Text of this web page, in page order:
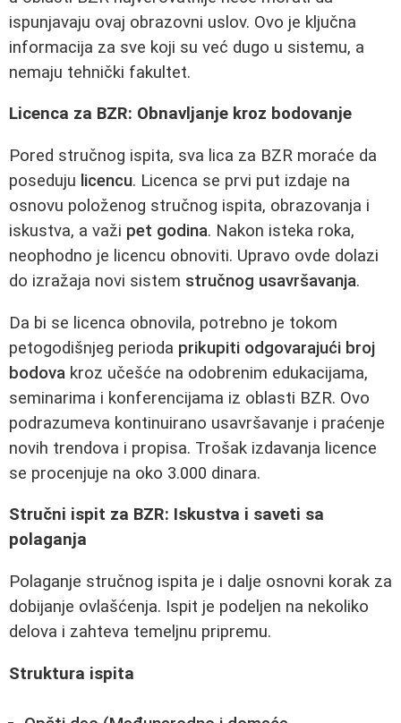
ispunjavaju ovaj obrazovni uslov. Ovo je ključna
informacija za sve koji su već dugo u sistemu, a
nemaju tehnički fakultet.
Licenca za BZR: Obnavljanje kroz bodovanje
Pored stručnog ispita, sva lica za BZR moraće da
poseduju licencu. Licenca se prvi put izdaje na
osnovu položenog stručnog ispita, obrazovanja i
iskustva, a važi pet godina. Nakon isteka roka,
neophodno je licencu obnoviti. Upravo ovde dolazi
do izražaja novi sistem stručnog usavršavanja.
Da bi se licenca obnovila, potrebno je tokom
petogodišnjeg perioda prikupiti odgovarajući broj
bodova kroz učešće na odobrenim edukacijama,
seminarima i konferencijama iz oblasti BZR. Ovo
podrazumeva kontinuirano usavršavanje i praćenje
novih trendova i propisa. Trošak izdavanja licence
se procenjuje na oko 3.000 dinara.
Stručni ispit za BZR: Iskustva i saveti sa
polaganja
Polaganje stručnog ispita je i dalje osnovni korak za
dobijanje ovlašćenja. Ispit je podeljen na nekoliko
delova i zahteva temeljnu pripremu.
Struktura ispita